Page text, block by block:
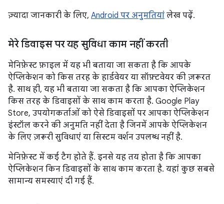
ज़्यादा जानकारी के लिए, Android पर अनुमतियां लेख पढ़ें.
मेरे डिवाइस पर यह सुविधा काम नहीं करती
मेनिफ़ेस्ट फ़ाइल में यह भी बताया जा सकता है कि आपके
ऐप्लिकेशन को किस तरह के हार्डवेयर या सॉफ़्टवेयर की ज़रूरत
है. साथ ही, यह भी बताया जा सकता है कि आपका ऐप्लिकेशन
किस तरह के डिवाइसों के साथ काम करता है. Google Play
Store, उपयोगकर्ताओं को ऐसे डिवाइसों पर आपका ऐप्लिकेशन
इंस्टॉल करने की अनुमति नहीं देता है जिनमें आपके ऐप्लिकेशन
के लिए ज़रूरी सुविधाएं या सिस्टम वर्शन उपलब्ध नहीं है.
मेनिफ़ेस्ट में कई टैग होते हैं. इनसे यह तय होता है कि आपका
ऐप्लिकेशन किन डिवाइसों के साथ काम करता है. यहां कुछ सबसे
सामान्य समस्याएं दी गई हैं.